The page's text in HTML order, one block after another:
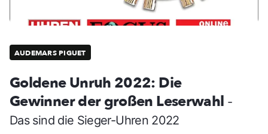
AUDEMARS PIGUET
Goldene Unruh 2022: Die
Gewinner der großen Leserwahl -
Das sind die Sieger-Uhren 2022